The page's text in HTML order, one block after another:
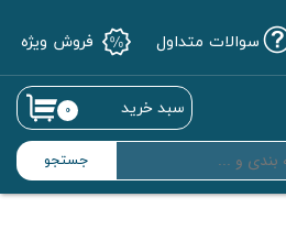
جستجو
۰ سبد خرید
سوالات متداول فروش ویژه